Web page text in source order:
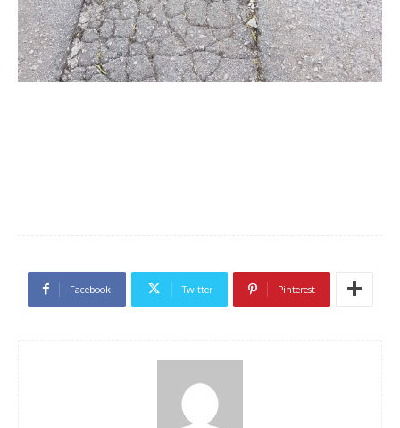
Facebook Twitter Pinterest